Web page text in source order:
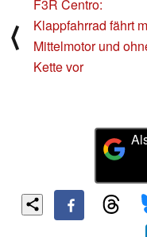
⟨
F3R Centro:
Klappfahrrad fährt
Mittelmotor und
Kette vor